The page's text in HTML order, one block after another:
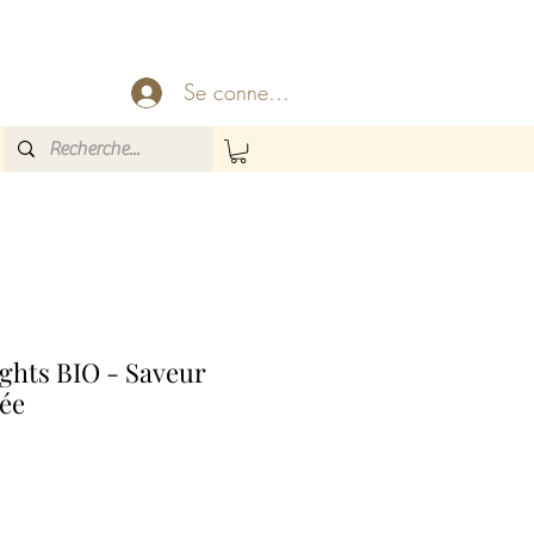
Se connecter
BIO - Saveur